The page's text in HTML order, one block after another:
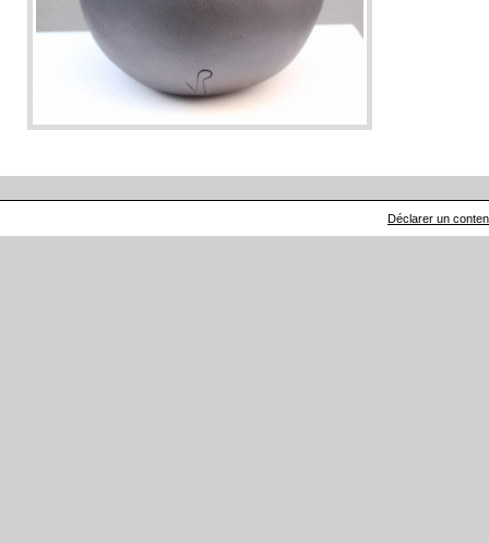
Déclarer un